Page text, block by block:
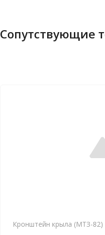
Сопутствующие
Кронштейн крыла (МТЗ-82)